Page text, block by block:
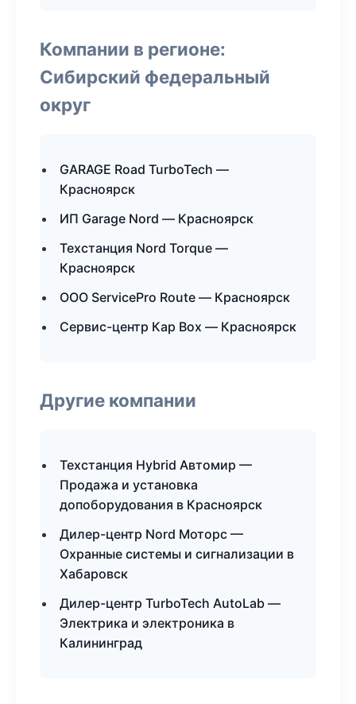
Компании в регионе:
Сибирский федеральный
округ
GARAGE Road TurboTech —
Красноярск
ИП Garage Nord — Красноярск
Техстанция Nord Torque —
Красноярск
ООО ServicePro Route — Красноярск
Сервис-центр Кар Box — Красноярск
Другие компании
Техстанция Hybrid Автомир —
Продажа и установка
допоборудования в Красноярск
Дилер-центр Nord Моторс —
Охранные системы и сигнализации в
Хабаровск
Дилер-центр TurboTech AutoLab —
Электрика и электроника в
Калининград